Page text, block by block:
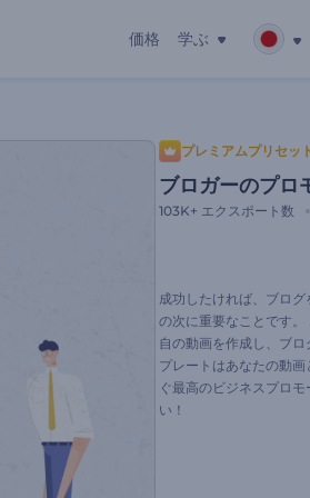
価格 学ぶ
プレミアムプリセッ
ブロガーのプロ
103K+ エクスポート数
成功したければ、ブロ
の次に重要なことです
自の動画を作成し、ブ
プレートはあなたの動
ぐ最高のビジネスプロ
い！